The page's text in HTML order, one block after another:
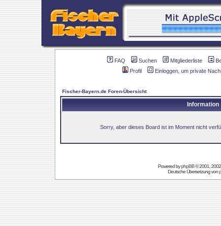
FAQ Suchen Mitgliederliste
Profil
Einloggen, um private
Fischer-Bayern.de Foren-Übersicht
Information
Sorry, aber dieses Board ist im Moment nicht
Powered byphpBB© 2001,
Deutsche Übersetzung von